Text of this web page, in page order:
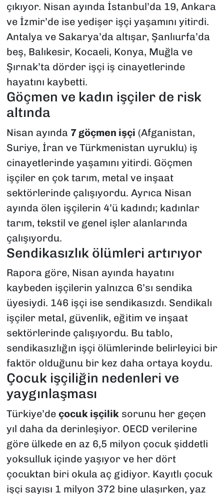
çıkıyor. Nisan ayında İstanbul’da 19, Ankara
ve İzmir’de ise yedişer işçi yaşamını yitirdi.
Antalya ve Sakarya’da altışar, Şanlıurfa’da
beş, Balıkesir, Kocaeli, Konya, Muğla ve
Şırnak’ta dörder işçi iş cinayetlerinde
hayatını kaybetti.
Göçmen ve kadın işçiler de risk
altında
Nisan ayında 7 göçmen işçi (Afganistan,
Suriye, İran ve Türkmenistan uyruklu) iş
cinayetlerinde yaşamını yitirdi. Göçmen
işçiler en çok tarım, metal ve inşaat
sektörlerinde çalışıyordu. Ayrıca Nisan
ayında ölen işçilerin 4’ü kadındı; kadınlar
tarım, tekstil ve genel işler alanlarında
çalışıyordu.
Sendikasızlık ölümleri artırıyor
Rapora göre, Nisan ayında hayatını
kaybeden işçilerin yalnızca 6’sı sendika
üyesiydi. 146 işçi ise sendikasızdı. Sendikalı
işçiler metal, güvenlik, eğitim ve inşaat
sektörlerinde çalışıyordu. Bu tablo,
sendikasızlığın işçi ölümlerinde belirleyici bir
faktör olduğunu bir kez daha ortaya koydu.
Çocuk işçiliğin nedenleri ve
yaygınlaşması
Türkiye’de çocuk işçilik sorunu her geçen
yıl daha da derinleşiyor. OECD verilerine
göre ülkede en az 6,5 milyon çocuk şiddetli
yoksulluk içinde yaşıyor ve her dört
çocuktan biri okula aç gidiyor. Kayıtlı çocuk
işçi sayısı 1 milyon 372 bine ulaşırken, yaz